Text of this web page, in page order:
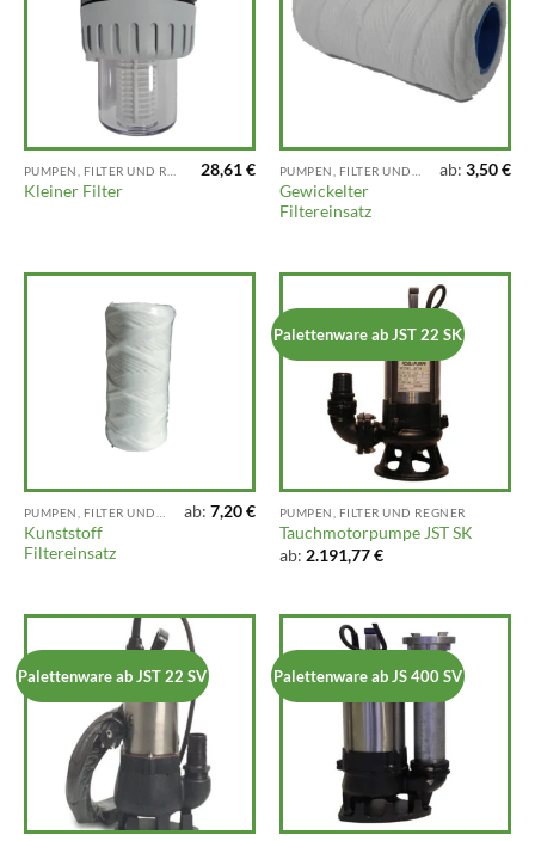
Kleiner Filter
28,61€
Gewickelter
Filtereinsatz
ab:3,50€
Kunststoff
Filtereinsatz
ab:7,20€
Palettenware ab JST 22 SK
PUMPEN, FILTER UND REGNER
Tauchmotorpumpe JST SK
ab: 2.191,77€
Palettenware ab JST 22 SV Palettenware ab JS 400 SV